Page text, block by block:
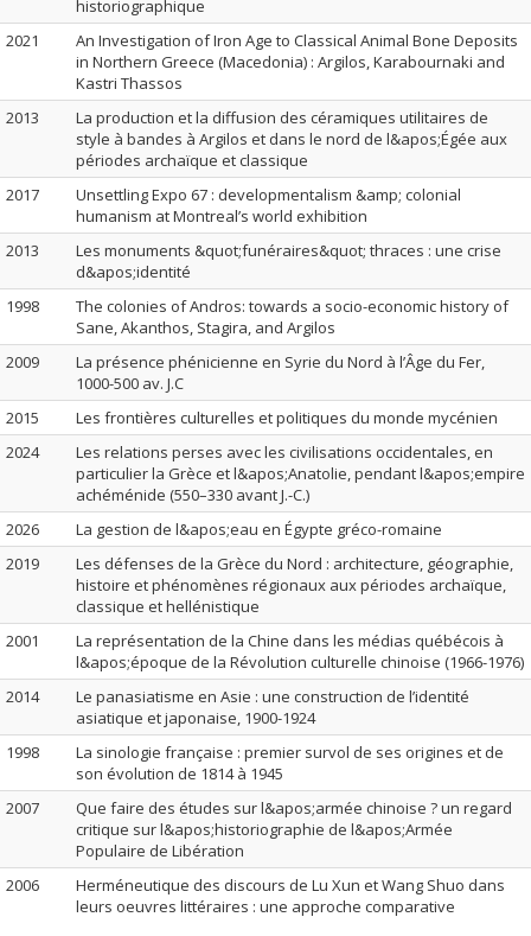
historiographique
2021
An Investigation of Iron Age to Classical Animal Bone Deposits
in Northern Greece (Macedonia) : Argilos, Karabournaki and
Kastri Thassos
2013
La production et la diffusion des céramiques utilitaires de
style à bandes à Argilos et dans le nord de l&apos;Égée aux
périodes archaïque et classique
2017
Unsettling Expo 67 : developmentalism &amp; colonial
humanism at Montreal’s world exhibition
2013
Les monuments &quot;funéraires&quot; thraces : une crise
d&apos;identité
1998
The colonies of Andros: towards a socio-economic history of
Sane, Akanthos, Stagira, and Argilos
2009
La présence phénicienne en Syrie du Nord à l’Âge du Fer,
1000-500 av. J.C
2015
Les frontières culturelles et politiques du monde mycénien
2024
Les relations perses avec les civilisations occidentales, en
particulier la Grèce et l&apos;Anatolie, pendant l&apos;empire
achéménide (550–330 avant J.-C.)
2026
La gestion de l&apos;eau en Égypte gréco-romaine
2019
Les défenses de la Grèce du Nord : architecture, géographie,
histoire et phénomènes régionaux aux périodes archaïque,
classique et hellénistique
2001
La représentation de la Chine dans les médias québécois à
l&apos;époque de la Révolution culturelle chinoise (1966-1976)
2014
Le panasiatisme en Asie : une construction de l’identité
asiatique et japonaise, 1900-1924
1998
La sinologie française : premier survol de ses origines et de
son évolution de 1814 à 1945
2007
Que faire des études sur l&apos;armée chinoise ? un regard
critique sur l&apos;historiographie de l&apos;Armée
Populaire de Libération
2006
Herméneutique des discours de Lu Xun et Wang Shuo dans
leurs oeuvres littéraires : une approche comparative